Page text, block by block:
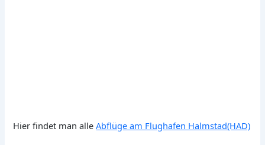
Hier findet man alleAbflüge am Flughafen Halmstad(HAD)